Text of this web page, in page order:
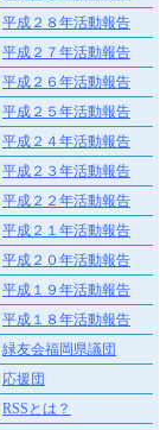
平成２８年活動報告
平成２７年活動報告
平成２６年活動報告
平成２５年活動報告
平成２４年活動報告
平成２３年活動報告
平成２２年活動報告
平成２１年活動報告
平成２０年活動報告
平成１９年活動報告
平成１８年活動報告
緑友会福岡県議団
応援団
RSSとは？